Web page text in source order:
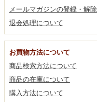
メールマガジンの登録・解除
退会処理について
お買物方法について
商品検索方法について
商品の在庫について
購入方法について